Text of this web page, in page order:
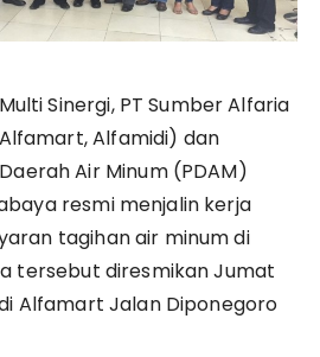
Sinergi, PT Sumber Alfaria
Alfamidi) dan
Air Minum (PDAM)
resmi menjalin kerja
tagihan air minum di
tersebut diresmikan Jumat
Alfamart Jalan Diponegoro